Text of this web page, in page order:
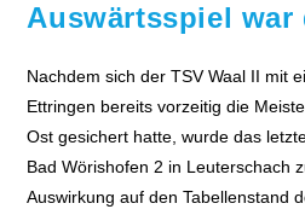
Auswärtsspiel
Nachdem sich der TSV Waal II mit
Ettringen bereits vorzeitig die
Ost gesichert hatte, wurde das
Bad Wörishofen 2 in Leuterschach
Auswirkung auf den Tabellenstand